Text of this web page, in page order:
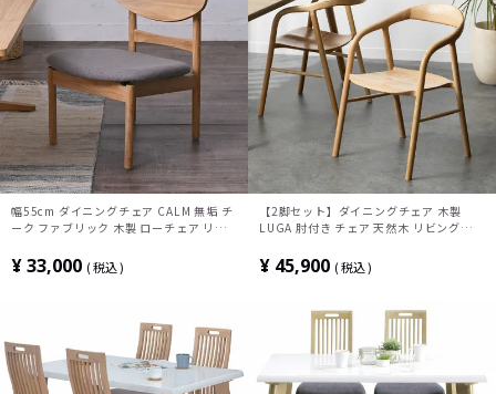
幅55cm ダイニングチェア CALM 無垢 チ
ーク ファブリック 木製 ローチェア リビ
ナチュラル 北欧 カフェ風 完成品
¥33,000 税込
【2脚セット】ダイニングチェア 木製
LUGA 肘付き チェア 天然木 リビング椅子
ッシュ 和モダン ナチュラル ブラウン 完
成品
¥ 45,900 税込